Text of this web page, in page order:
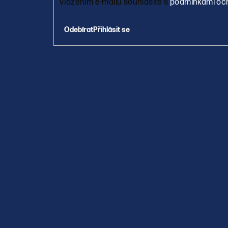
Vložením e-mailu souhlasíte s podmínkami
Přihlásit se